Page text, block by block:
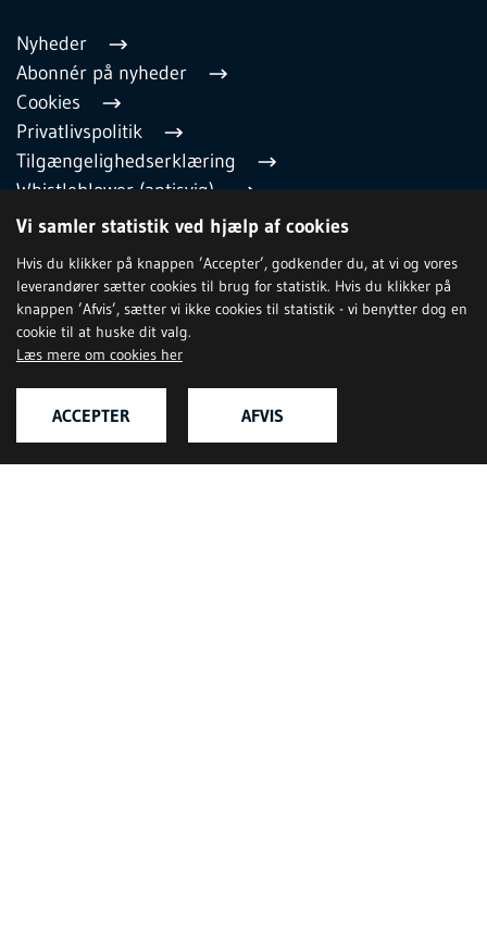
Vi samler statistik ved hjælp af cookies
Hvis du klikker på knappen ’Accepter’, godkender du, at vi og vores
leverandører sætter cookies til brug for statistik. Hvis du klikker på
knappen ’Afvis’, sætter vi ikke cookies til statistik - vi benytter dog en
cookie til at huske dit valg.
Læs mere om cookies her
ACCEPTER AFVIS
Nyheder
Abonnér på nyheder
Cookies
Privatlivspolitik
Tilgængelighedserklæring
Whistleblower (antisvig)
English
TILMELD NYHEDSBREV
Relevante hjemmesider